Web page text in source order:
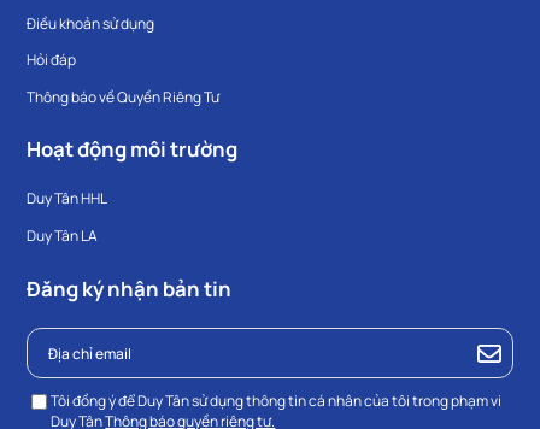
Điều khoản sử dụng
Hỏi đáp
Thông báo về Quyền Riêng Tư
Hoạt động môi trường
Duy Tân HHL
Duy Tân LA
Đăng ký nhận bản tin
Tôi đồng ý để Duy Tân sử dụng thông tin cá nhân của tôi trong phạm vi
Duy TânThông báo quyền riêng tư.